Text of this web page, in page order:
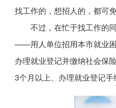
找工作的，想招人的，都可
不过，在忙于找工作的
——用人单位招用本市就业困
办理就业登记并缴纳社会保
3个月以上、办理就业登记